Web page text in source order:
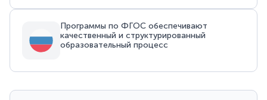
Программы по ФГОС обеспечивают
качественный и структурированный
образовательный процесс